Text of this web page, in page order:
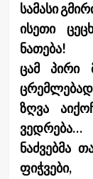
სამასი
ისეთი
ნათება!
ცამ პირი
ზღვა
ვედრება…
ნაძვებმა
ფიჭვები,